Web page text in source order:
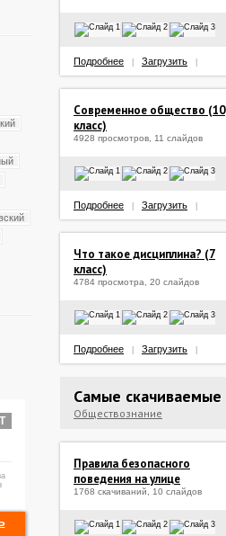
Подробнее Загрузить
Современное общество (10
класс)
4928 просмотров, 11 слайдов
Подробнее Загрузить
Что такое дисциплина? (7
класс)
4784 просмотра, 20 слайдов
Подробнее Загрузить
Самые скачиваемые
Обществознание
Правила безопасного
поведения на улице
1768 скачиваний, 10 слайдов